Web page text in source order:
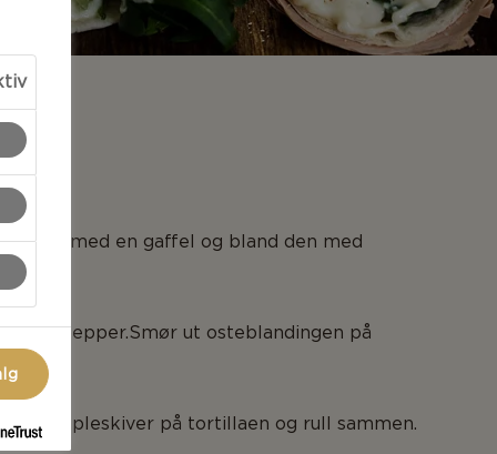
Hvit med en gaffel og bland den med
og pepper.Smør ut osteblandingen på
og epleskiver på tortillaen og rull sammen.